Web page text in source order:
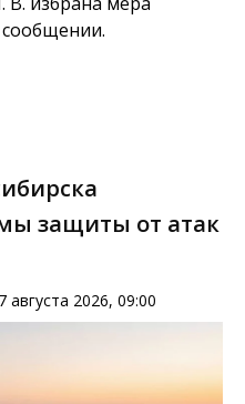
защиты от атак
августа 2026, 09:00